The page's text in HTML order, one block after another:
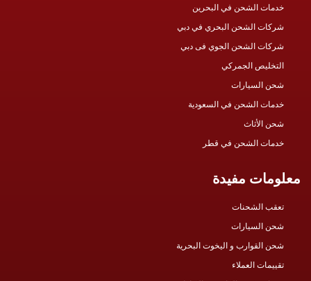
خدمات الشحن في البحرين
شركات الشحن البحري في دبي
شركات الشحن الجوي فى دبي
التخليص الجمركي
شحن السيارات
خدمات الشحن في السعودية
شحن الأثاث
خدمات الشحن في قطر
معلومات مفيدة
تعقب الشحنات
شحن السيارات
شحن القوارب و اليخوت البحرية
تقييمات العملاء